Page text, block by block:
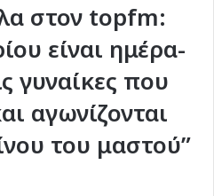
στον topfm:
είναι ημέρα-
γυναίκες που
αγωνίζονται
του μαστού”